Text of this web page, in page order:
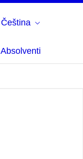
Čeština
Absolventi